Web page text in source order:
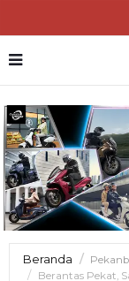
Beranda
Berantas Pekat,